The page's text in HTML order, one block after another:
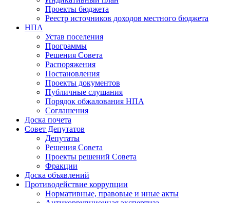
Проекты бюджета
Реестр источников доходов местного бюджета
НПА
Устав поселения
Программы
Решения Совета
Распоряжения
Постановления
Проекты документов
Публичные слушания
Порядок обжалования НПА
Соглашения
Доска почета
Совет Депутатов
Депутаты
Решения Совета
Проекты решений Совета
Фракции
Доска объявлений
Противодействие коррупции
Нормативные, правовые и иные акты